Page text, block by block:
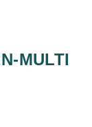
MULTI